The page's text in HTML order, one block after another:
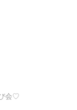
会♡